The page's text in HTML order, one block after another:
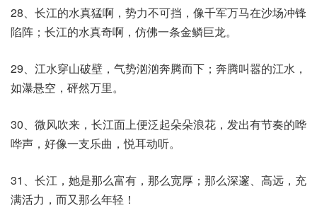
28、长江的水真猛啊，势力不可挡，像千军万马在沙场冲锋
陷阵；长江的水真奇啊，仿佛一条金鳞巨龙。
29、江水穿山破壁，气势汹汹奔腾而下；奔腾叫嚣的江水，
如瀑悬空，砰然万里。
30、微风吹来，长江面上便泛起朵朵浪花，发出有节奏的哗
哗声，好像一支乐曲，悦耳动听。
31、长江，她是那么富有，那么宽厚；那么深邃、高远，充
满活力，而又那么年轻！